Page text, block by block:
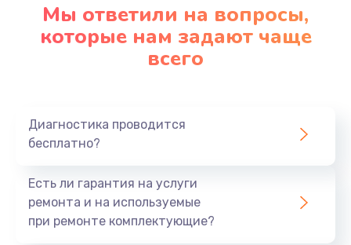
Мы ответили на вопросы,
которые нам задают чаще
всего
Диагностика проводится
бесплатно?
Есть ли гарантия на услуги
ремонта и на используемые
при ремонте комплектующие?